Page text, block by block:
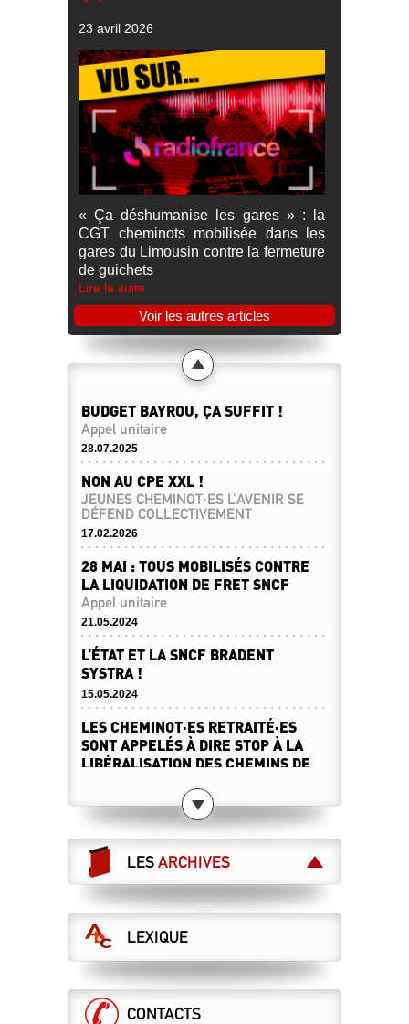
23 avril 2026
« Ça déshumanise les gares » : la
CGT cheminots mobilisée dans les
gares du Limousin contre la fermeture
de guichets
Lire la suite
Voir les autres articles
BUDGET BAYROU, ÇA SUFFIT !
Appel unitaire
28.07.2025
NON AU CPE XXL !
JEUNES CHEMINOT·ES L’AVENIR SE
DÉFEND COLLECTIVEMENT
17.02.2026
28 MAI : TOUS MOBILISÉS CONTRE
LA LIQUIDATION DE FRET SNCF
Appel unitaire
21.05.2024
L’ÉTAT ET LA SNCF BRADENT
SYSTRA !
15.05.2024
LES CHEMINOT·ES RETRAITÉ·ES
SONT APPELÉS À DIRE STOP À LA
LIBÉRALISATION DES CHEMINS DE
Le 28 mai, toutes et tous à Paris !
07.05.2024
LES MAÎTRISES ET CADRES
MANIFESTENT POUR LE SERVICE
PUBLIC !
28 mai : manifestation nationale à Paris
07.05.2024
RÉTABLIR LA VÉRITÉ… SANS
RÉÉCRIRE L’HISTOIRE !
Cessation progressive d'activité
26.04.2024
LESARCHIVES
LEXIQUE
CONTACTS